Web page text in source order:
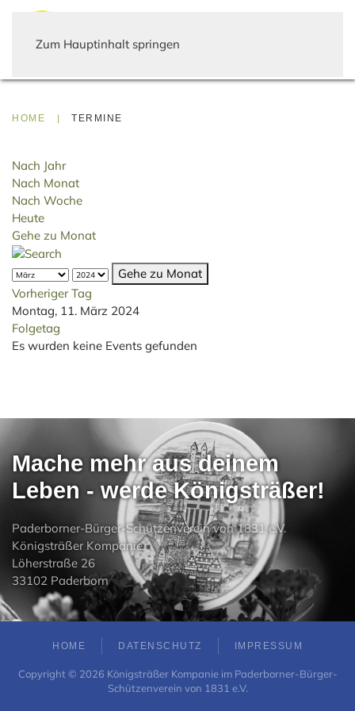
Zum Hauptinhalt springen
HOME TERMINE
Nach Jahr
Nach Monat
Nach Woche
Heute
Gehe zu Monat
Gehe zu Monat
Vorheriger Tag
Montag, 11. März 2024
Folgetag
Es wurden keine Events gefunden
Mache mehr aus deinem
Leben - werde Königsträßer!
Paderborner-Bürger-Schützenverein von 1831 e.V.
Königsträßer Kompanie
Löherstraße 26
33102 Paderborn
HOME DATENSCHUTZ IMPRESSUM
Copyright © 2026 Königsträßer Kompanie im Paderborner-Bürger-
Schützenverein von 1831 e.V.